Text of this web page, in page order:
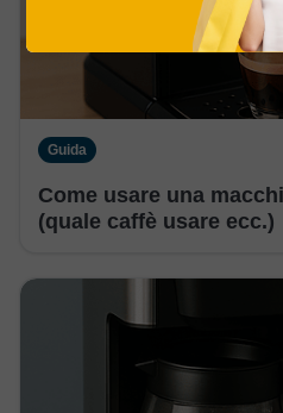
Guida
Come usare una
(quale caffè usare ecc.)